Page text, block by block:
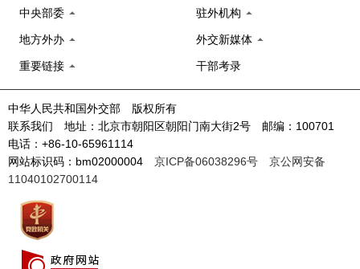
中央部委 驻外机构
地方外办 外交新媒体
重要链接 干部考录
中华人民共和国外交部 版权所有
联系我们 地址：北京市朝阳区朝阳门南大街2号 邮编：100701
电话：+86-10-65961114
网站标识码：bm02000004 京ICP备06038296号
京公网安备
11040102700114